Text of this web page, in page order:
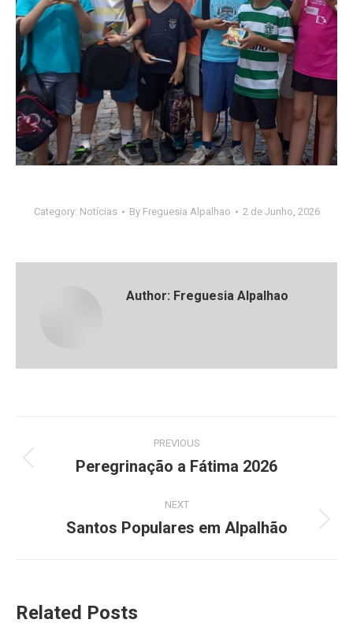
Category: Notícias By Freguesia Alpalhao 2 de Junho, 2026
Author: Freguesia Alpalhao
navigation
PREVIOUS
Previous
Peregrinação a Fátima 2026
NEXT
Next
Santos Populares em Alpalhão
Related Posts